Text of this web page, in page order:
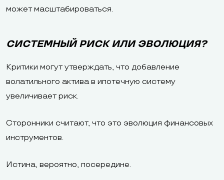
может масштабироваться.
СИСТЕМНЫЙ РИСК ИЛИ ЭВОЛЮЦИЯ?
Критики могут утверждать, что добавление
волатильного актива в ипотечную систему
увеличивает риск.
Сторонники считают, что это эволюция финансовых
инструментов.
Истина, вероятно, посередине.